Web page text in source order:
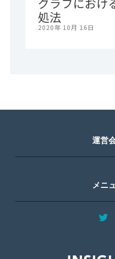
処法
2020年 10月 16日
運営
メニ